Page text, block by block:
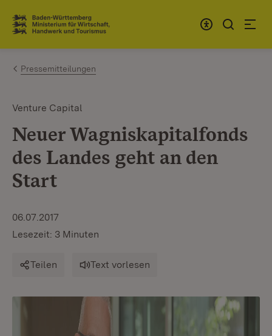
Zum Inhalt springen
Link zur Startseite
Pressemitteilungen
Venture Capital
Neuer Wagniskapitalfonds
des Landes geht an den
Start
06.07.2017
Lesezeit: 3 Minuten
Teilen Text vorlesen